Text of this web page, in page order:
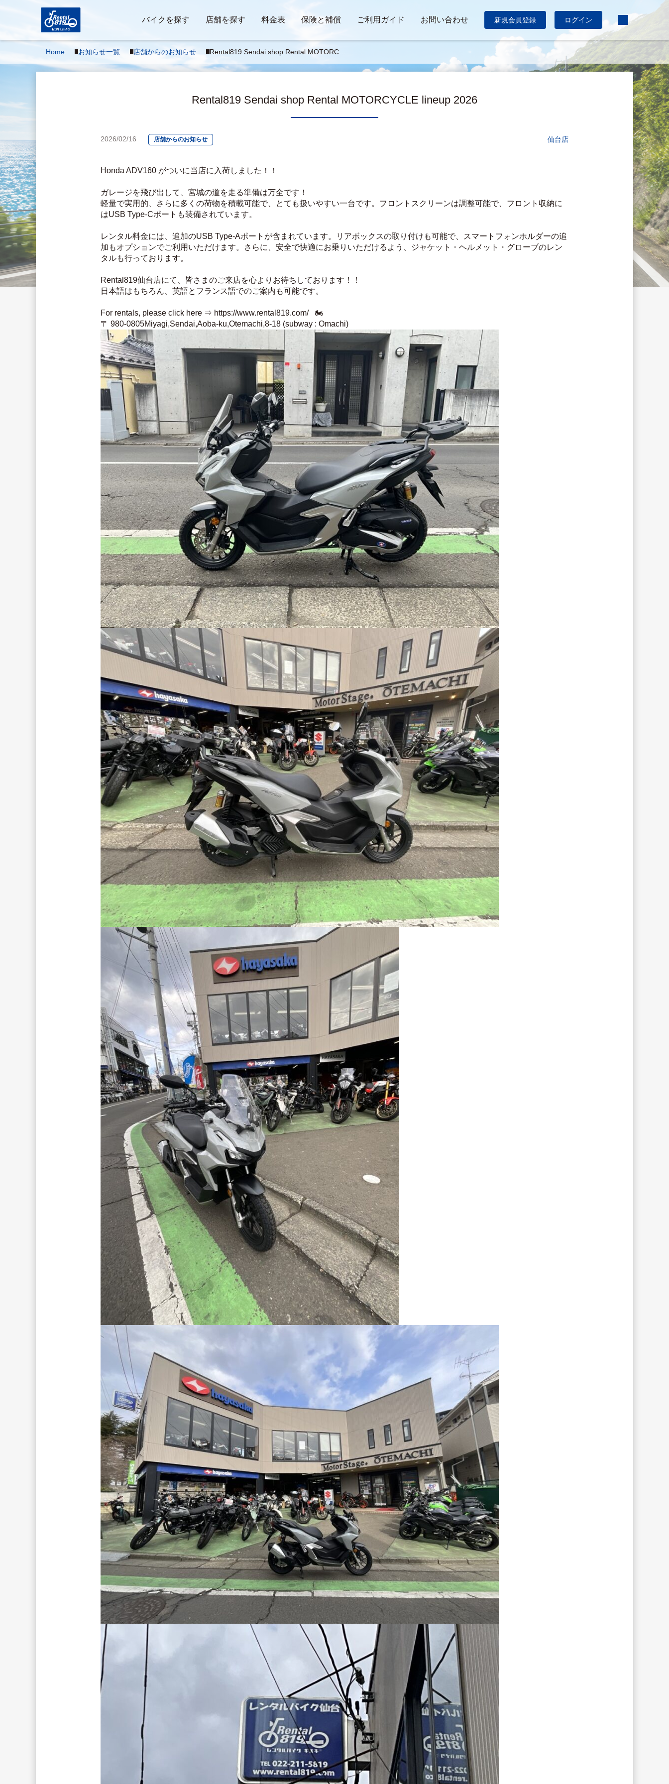
バイクを探す 店舗を探す 料金表 保険と補償 ご利用ガイド お問い合わせ 新規会員登録 ログイン
Home お知らせ一覧 店舗からのお知らせ
Rental819 Sendai shop Rental MOTORCYC
LE lineup 2026
Rental819 Sendai shop Rental MOTORCYCLE lineup 2026
2026/02/16 店舗からのお知らせ 仙台店
Honda ADV160 がついに当店に入荷しました！！
ガレージを飛び出して、宮城の道を走る準備は万全です！
軽量で実用的、さらに多くの荷物を積載可能で、とても扱いやすい一台です。フロントスクリーンは調整可能で、フロント収納に
はUSB Type-Cポートも装備されています。
レンタル料金には、追加のUSB Type-Aポートが含まれています。リアボックスの取り付けも可能で、スマートフォンホルダーの追
加もオプションでご利用いただけます。さらに、安全で快適にお乗りいただけるよう、ジャケット・ヘルメット・グローブのレン
タルも行っております。
Rental819仙台店にて、皆さまのご来店を心よりお待ちしております！！
日本語はもちろん、英語とフランス語でのご案内も可能です。
For rentals, please click here ⇒ https://www.rental819.com/   🏍️
〒 980-0805Miyagi,Sendai,Aoba-ku,Otemachi,8-18 (subway : Omachi)